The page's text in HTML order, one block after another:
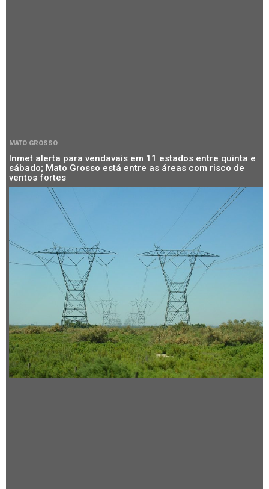
MATO GROSSO
Inmet alerta para vendavais em 11 estados entre quinta e
sábado; Mato Grosso está entre as áreas com risco de
ventos fortes